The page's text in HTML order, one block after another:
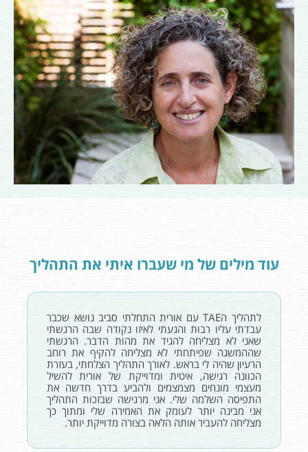
עוד מילים של מי שעברו איתי את התהליך
לתהליך הTAE עם אורית התחלתי סביב נושא שכבר
עבדתי עליו רבות והגעתי לאיזו נקודה שבה הרגשתי
שאני לא מצליחה להגיד את מהות הדבר. הרגשתי
שההמשגה שפיתחתי לא מצליחה להקיף את רוחב
הרעיון שהיה לי בראש. לאורך התהליך הצלחתי, בעזרת
הכוונה רגישה, איטית ומדוייקת של אורית להשיל
מעצמי מונחים מצמצמים ולהביע בדרך חדשה את
התפיסה השלמה שלי. אני מרגישה שבזכות התהליך
אני מבינה יותר לעומק את האמירה שלי ומתוך כך
מצליחה להעביר אותה הלאה בצורה מדוייקת יותר.